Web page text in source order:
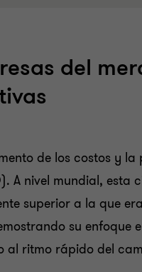
del
de los costos y
A nivel mundial, esta
superior a la que
su enfoque
al ritmo rápido del